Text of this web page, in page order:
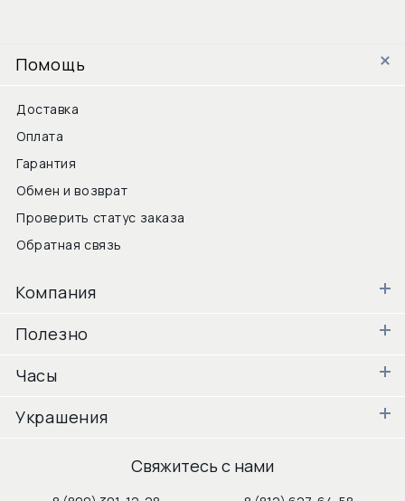
Помощь
Доставка
Оплата
Гарантия
Обмен и возврат
Проверить статус заказа
Обратная связь
Компания
Полезно
Часы
Украшения
Свяжитесь с нами